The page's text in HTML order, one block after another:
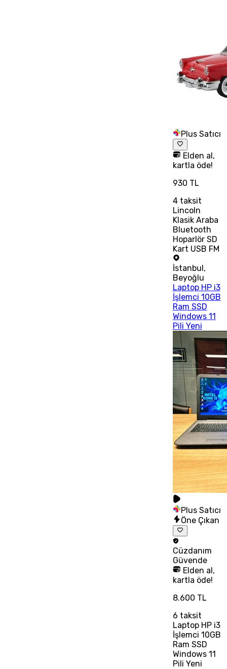
Plus Satıcı
Elden al,
kartla öde!
930 TL
4taksit
Lincoln
Klasik Araba
Bluetooth
Hoparlör SD
Kart USB FM
İstanbul,
Beyoğlu
Laptop HP i3
İşlemci 10GB
Ram SSD
Windows 11
Pili Yeni
Plus Satıcı
Öne Çıkan
Cüzdanım
Güvende
Elden al,
kartla öde!
8.600 TL
6 taksit
Laptop HP i3
İşlemci 10GB
Ram SSD
Windows 11
Pili Yeni